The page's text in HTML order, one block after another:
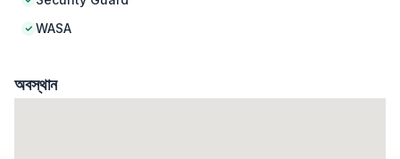
WASA
অবস্থান